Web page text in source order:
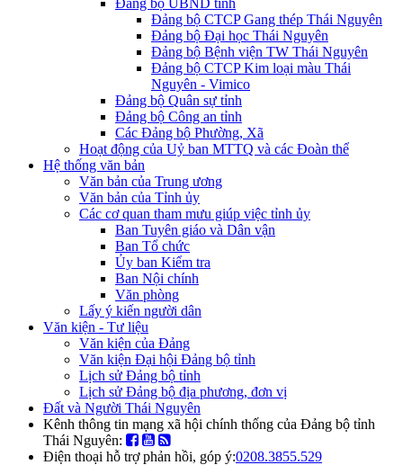
Đảng bộ CTCP Gang thép Thái Nguyên
Đảng bộ Đại học Thái Nguyên
Đảng bộ Bệnh viện TW Thái Nguyên
Đảng bộ CTCP Kim loại màu Thái
Nguyên - Vimico
Đảng bộ Quân sự tỉnh
Đảng bộ Công an tỉnh
Các Đảng bộ Phường, Xã
Hoạt động của Uỷ ban MTTQ và các Đoàn thể
Hệ thống văn bản
Văn bản của Trung ương
Văn bản của Tỉnh ủy
Các cơ quan tham mưu giúp việc tỉnh ủy
Ban Tuyên giáo và Dân vận
Ban Tổ chức
Ủy ban Kiểm tra
Ban Nội chính
Văn phòng
Lấy ý kiến người dân
Văn kiện - Tư liệu
Văn kiện của Đảng
Văn kiện Đại hội Đảng bộ tỉnh
Lịch sử Đảng bộ tỉnh
Lịch sử Đảng bộ địa phương, đơn vị
Đất và Người Thái Nguyên
Kênh thông tin mạng xã hội chính thống của Đảng bộ tỉnh
Thái Nguyên:
Điện thoại hỗ trợ phản hồi, góp ý:0208.3855.529